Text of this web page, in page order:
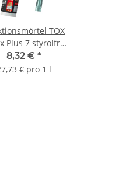
TOX
Plus 7 styrolfrei
300ml
8,32 € *
€ pro 1 l